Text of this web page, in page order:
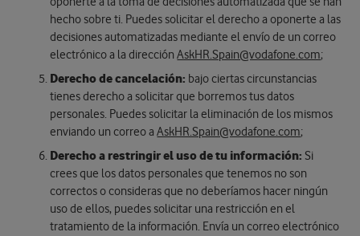
hecho sobre ti. Puedes solicitar el derecho a oponerte a las
decisiones automatizadas mediante el envío de un correo
electrónico a la direcciónAskHR.Spain@vodafone.com;
Derecho de cancelación: bajo ciertas circunstancias
tienes derecho a solicitar que borremos tus datos
personales. Puedes solicitar la eliminación de los mismos
enviando un correo aAskHR.Spain@vodafone.com;
Derecho a restringir el uso de tu información: Si
crees que los datos personales que tenemos no son
correctos o consideras que no deberíamos hacer ningún
uso de ellos, puedes solicitar una restricción en el
tratamiento de la información. Envía un correo electrónico